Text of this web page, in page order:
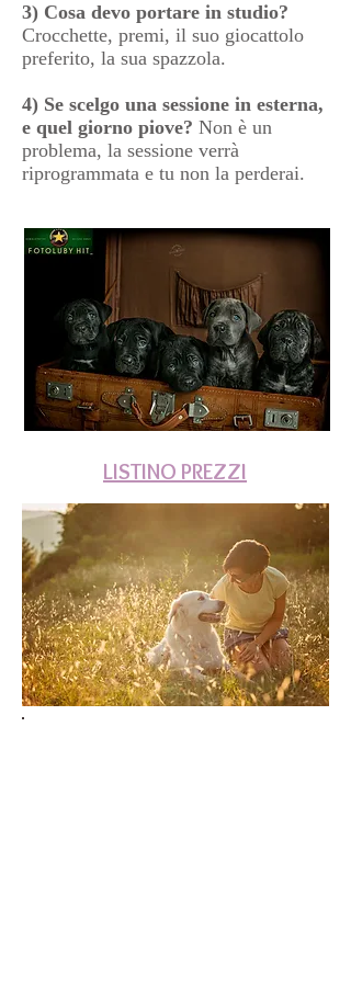
3) Cosa devo portare in studio?
Crocchette, premi, il suo giocattolo
preferito, la sua spazzola.
4) Se scelgo una sessione in esterna,
e quel giorno piove? Non è un
problema, la sessione verrà
riprogrammata e tu non la perderai.
LISTINO PREZZI